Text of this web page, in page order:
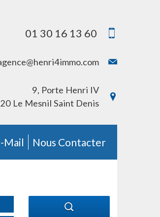
01 30 16 13 60
9, Porte Henri IV
Le Mesnil Saint Denis
Mail Nous Contacter